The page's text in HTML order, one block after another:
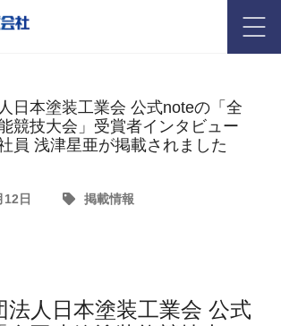
日本塗装工業会 公式noteの「全
競技大会」受賞者インタビュー
員 浅津星亜が掲載されました
日 掲載情報
法人日本塗装工業会 公式